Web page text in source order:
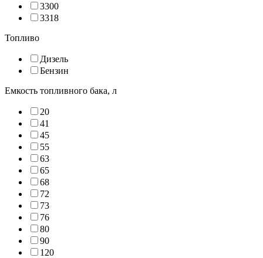
3300
3318
Топливо
Дизель
Бензин
Емкость топливного бака, л
20
41
45
55
63
65
68
72
73
76
80
90
120